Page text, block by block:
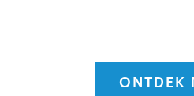
ONTDEK